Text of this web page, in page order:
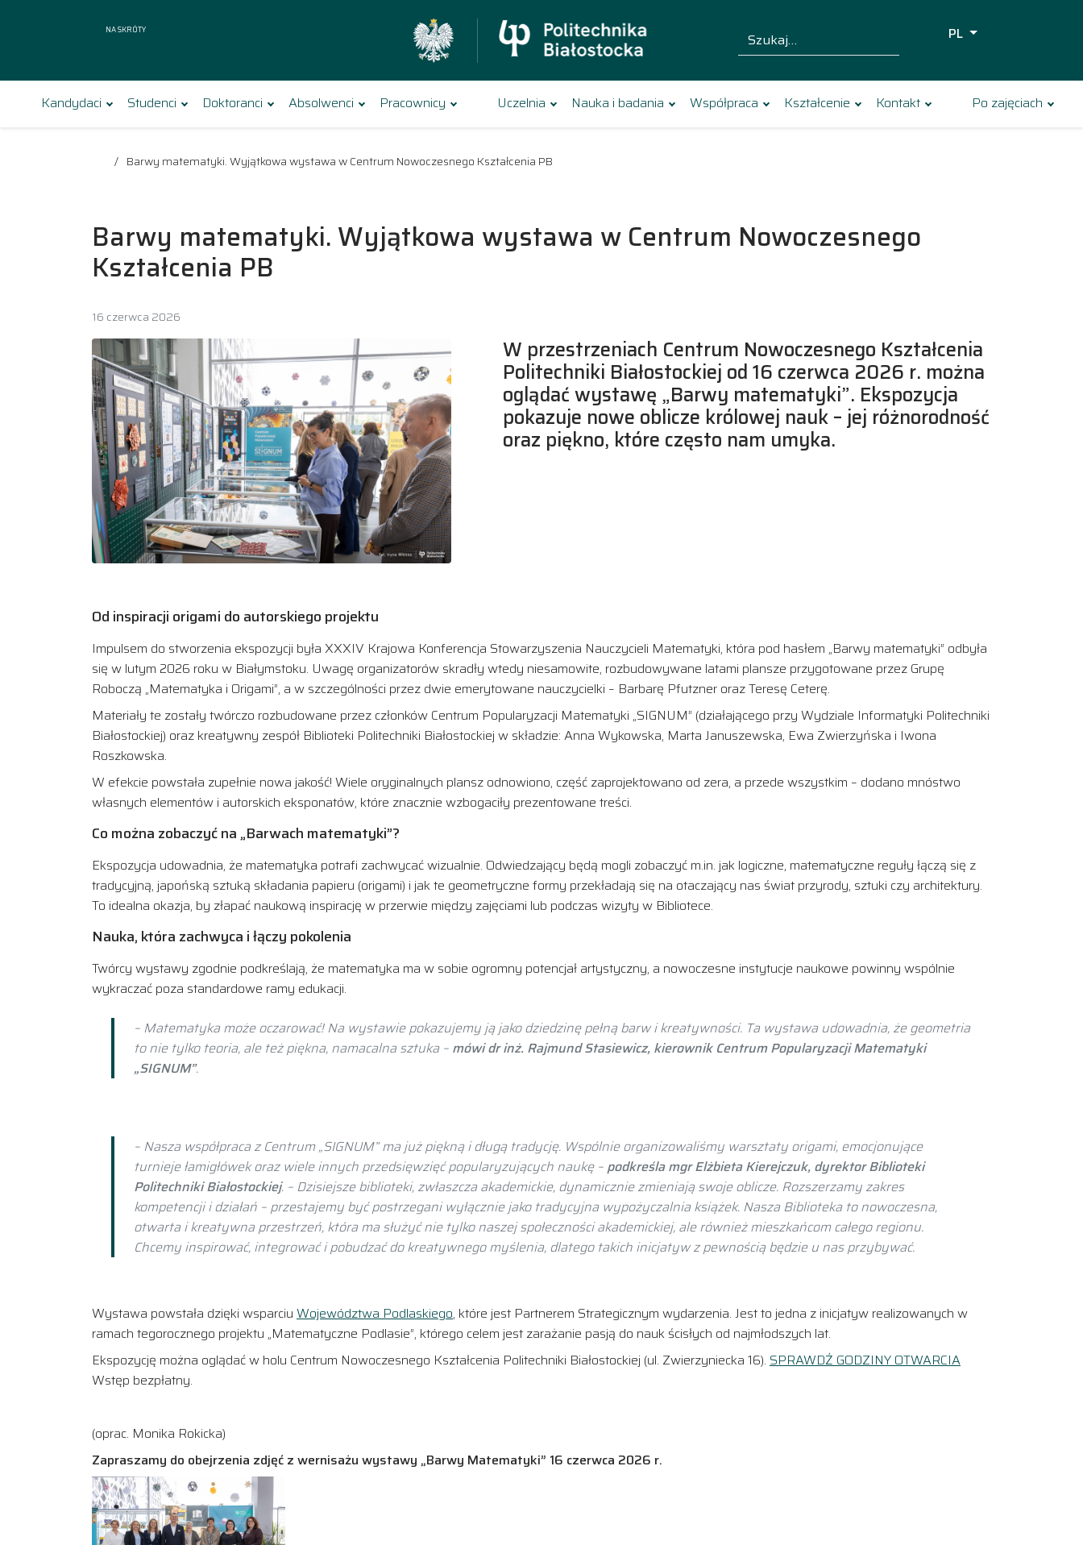
Na skróty Szukaj dla:
PL
Kandydaci Studenci Doktoranci Absolwenci Pracownicy Uczelnia Nauka i badania Współpraca Kształcenie Kontakt Po zajęciach
Barwy matematyki. Wyjątkowa wystawa w Centrum Nowoczesnego Kształcenia PB
Barwy matematyki. Wyjątkowa wystawa w Centrum Nowoczesnego
Kształcenia PB
16 czerwca 2026
W przestrzeniach Centrum Nowoczesnego Kształcenia
Politechniki Białostockiej od 16 czerwca 2026 r. można
oglądać wystawę „Barwy matematyki”. Ekspozycja
pokazuje nowe oblicze królowej nauk – jej różnorodność
oraz piękno, które często nam umyka.
Od inspiracji origami do autorskiego projektu
Impulsem do stworzenia ekspozycji była XXXIV Krajowa Konferencja Stowarzyszenia Nauczycieli Matematyki, która pod hasłem „Barwy matematyki” odbyła
się w lutym 2026 roku w Białymstoku. Uwagę organizatorów skradły wtedy niesamowite, rozbudowywane latami plansze przygotowane przez Grupę
Roboczą „Matematyka i Origami”, a w szczególności przez dwie emerytowane nauczycielki – Barbarę Pfutzner oraz Teresę Ceterę.
Materiały te zostały twórczo rozbudowane przez członków Centrum Popularyzacji Matematyki „SIGNUM” (działającego przy Wydziale Informatyki Politechniki
Białostockiej) oraz kreatywny zespół Biblioteki Politechniki Białostockiej w składzie: Anna Wykowska, Marta Januszewska, Ewa Zwierzyńska i Iwona
Roszkowska.
W efekcie powstała zupełnie nowa jakość! Wiele oryginalnych plansz odnowiono, część zaprojektowano od zera, a przede wszystkim – dodano mnóstwo
własnych elementów i autorskich eksponatów, które znacznie wzbogaciły prezentowane treści.
Co można zobaczyć na „Barwach matematyki”?
Ekspozycja udowadnia, że matematyka potrafi zachwycać wizualnie. Odwiedzający będą mogli zobaczyć m.in. jak logiczne, matematyczne reguły łączą się z
tradycyjną, japońską sztuką składania papieru (origami) i jak te geometryczne formy przekładają się na otaczający nas świat przyrody, sztuki czy architektury.
To idealna okazja, by złapać naukową inspirację w przerwie między zajęciami lub podczas wizyty w Bibliotece.
Nauka, która zachwyca i łączy pokolenia
Twórcy wystawy zgodnie podkreślają, że matematyka ma w sobie ogromny potencjał artystyczny, a nowoczesne instytucje naukowe powinny wspólnie
wykraczać poza standardowe ramy edukacji.
– Matematyka może oczarować! Na wystawie pokazujemy ją jako dziedzinę pełną barw i kreatywności. Ta wystawa udowadnia, że geometria
to nie tylko teoria, ale też piękna, namacalna sztuka – mówi dr inż. Rajmund Stasiewicz, kierownik Centrum Popularyzacji Matematyki
„SIGNUM”.
– Nasza współpraca z Centrum „SIGNUM” ma już piękną i długą tradycję. Wspólnie organizowaliśmy warsztaty origami, emocjonujące
turnieje łamigłówek oraz wiele innych przedsięwzięć popularyzujących naukę – podkreśla mgr Elżbieta Kierejczuk, dyrektor Biblioteki
Politechniki Białostockiej. – Dzisiejsze biblioteki, zwłaszcza akademickie, dynamicznie zmieniają swoje oblicze. Rozszerzamy zakres
kompetencji i działań – przestajemy być postrzegani wyłącznie jako tradycyjna wypożyczalnia książek. Nasza Biblioteka to nowoczesna,
otwarta i kreatywna przestrzeń, która ma służyć nie tylko naszej społeczności akademickiej, ale również mieszkańcom całego regionu.
Chcemy inspirować, integrować i pobudzać do kreatywnego myślenia, dlatego takich inicjatyw z pewnością będzie u nas przybywać.
Wystawa powstała dzięki wsparciu Województwa Podlaskiego, które jest Partnerem Strategicznym wydarzenia. Jest to jedna z inicjatyw realizowanych w
ramach tegorocznego projektu „Matematyczne Podlasie”, którego celem jest zarażanie pasją do nauk ścisłych od najmłodszych lat.
Ekspozycję można oglądać w holu Centrum Nowoczesnego Kształcenia Politechniki Białostockiej (ul. Zwierzyniecka 16). SPRAWDŹ GODZINY OTWARCIA
Wstęp bezpłatny.
(oprac. Monika Rokicka)
Zapraszamy do obejrzenia zdjęć z wernisażu wystawy „Barwy Matematyki” 16 czerwca 2026 r.